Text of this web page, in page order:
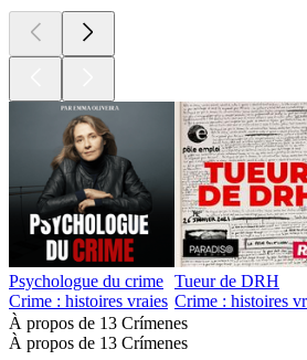
Psychologue du crime
Crime : histoires vraies
Tueur de DRH
Crime : histoires
À propos de 13 Crímenes
À propos de 13 Crímenes